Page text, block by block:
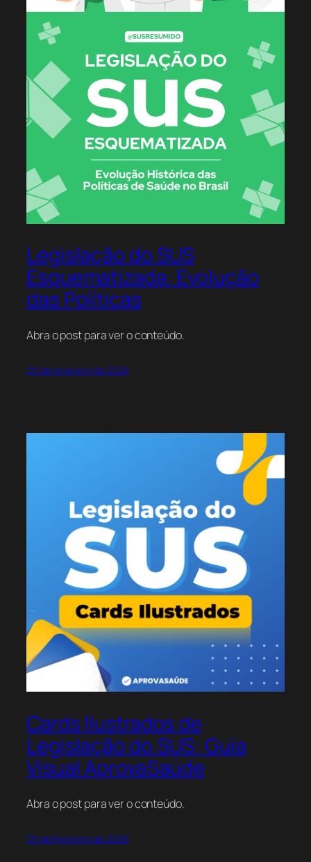
Legislação do SUS
Esquematizada: Evolução
das Políticas
Abra o post para ver o conteúdo.
25 de fevereiro de 2026
Cards Ilustrados de
Legislação do SUS: Guia
Visual AprovaSaúde
Abra o post para ver o conteúdo.
25 de fevereiro de 2026